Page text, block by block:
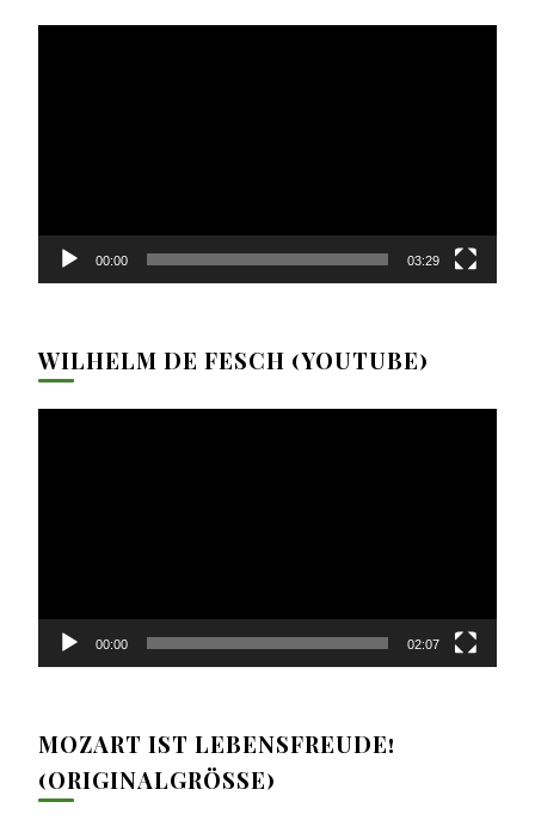
00:00 03:29
WILHELM DE FESCH (YOUTUBE)
00:00 02:07
MOZART IST LEBENSFREUDE!
(ORIGINALGRÖSSE)